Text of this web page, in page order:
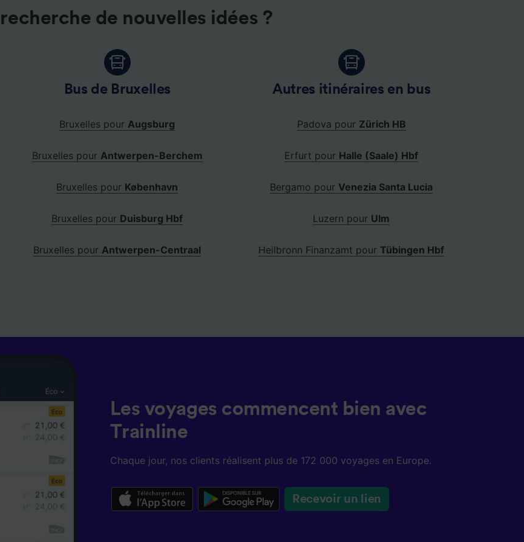
de nouvelles idées ?
Bus de Bruxelles
Bruxelles pourAugsburg
Bruxelles pour Antwerpen-Berchem
Bruxelles pour København
Bruxelles pour Duisburg Hbf
Bruxelles pourAntwerpen-Centraal
Autres itinéraires en bus
Padova pour Zürich HB
Erfurt pour Halle (Saale) Hbf
Bergamo pour Venezia Santa Lucia
Luzern pour Ulm
Heilbronn Finanzamt pour Tübingen Hbf
Les voyages commencent bien avec
Trainline
Chaque jour, nos clients réalisent plus de 172 000 voyages en Europe.
Recevoir un lien